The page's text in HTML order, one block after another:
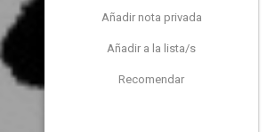
Añadir nota privada
Añadir a la lista/s
Recomendar